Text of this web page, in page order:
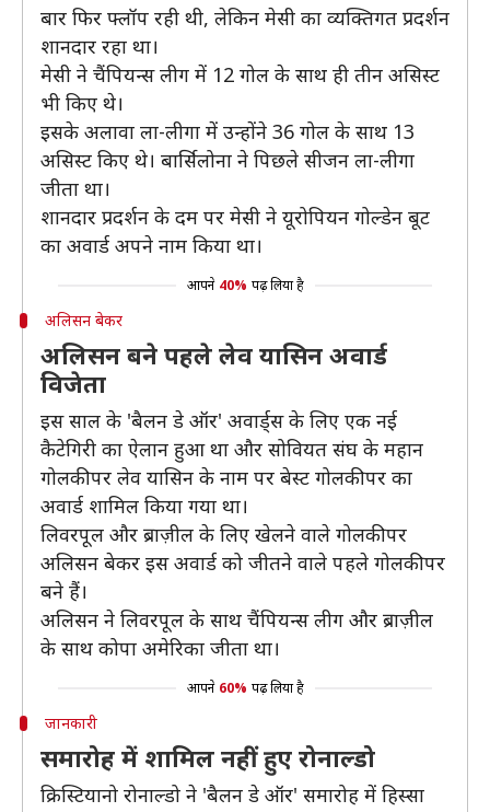
बार फिर फ्लॉप रही थी, लेकिन मेसी का व्यक्तिगत प्रदर्शन
शानदार रहा था।
मेसी ने चैंपियन्स लीग में 12 गोल के साथ ही तीन असिस्ट
भी किए थे।
इसके अलावा ला-लीगा में उन्होंने 36 गोल के साथ 13
असिस्ट किए थे। बार्सिलोना ने पिछले सीजन ला-लीगा
जीता था।
शानदार प्रदर्शन के दम पर मेसी ने यूरोपियन गोल्डेन बूट
का अवार्ड अपने नाम किया था।
आपने 40% पढ़ लिया है
अलिसन बेकर
अलिसन बने पहले लेव यासिन अवार्ड
विजेता
इस साल के 'बैलन डे ऑर' अवार्ड्स के लिए एक नई
कैटेगिरी का ऐलान हुआ था और सोवियत संघ के महान
गोलकीपर लेव यासिन के नाम पर बेस्ट गोलकीपर का
अवार्ड शामिल किया गया था।
लिवरपूल और ब्राज़ील के लिए खेलने वाले गोलकीपर
अलिसन बेकर इस अवार्ड को जीतने वाले पहले गोलकीपर
बने हैं।
अलिसन ने लिवरपूल के साथ चैंपियन्स लीग और ब्राज़ील
के साथ कोपा अमेरिका जीता था।
आपने 60% पढ़ लिया है
जानकारी
समारोह में शामिल नहीं हुए रोनाल्डो
क्रिस्टियानो रोनाल्डो ने 'बैलन डे ऑर' समारोह में हिस्सा